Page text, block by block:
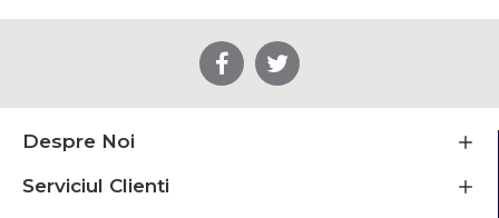
Despre Noi
Serviciul Clienti